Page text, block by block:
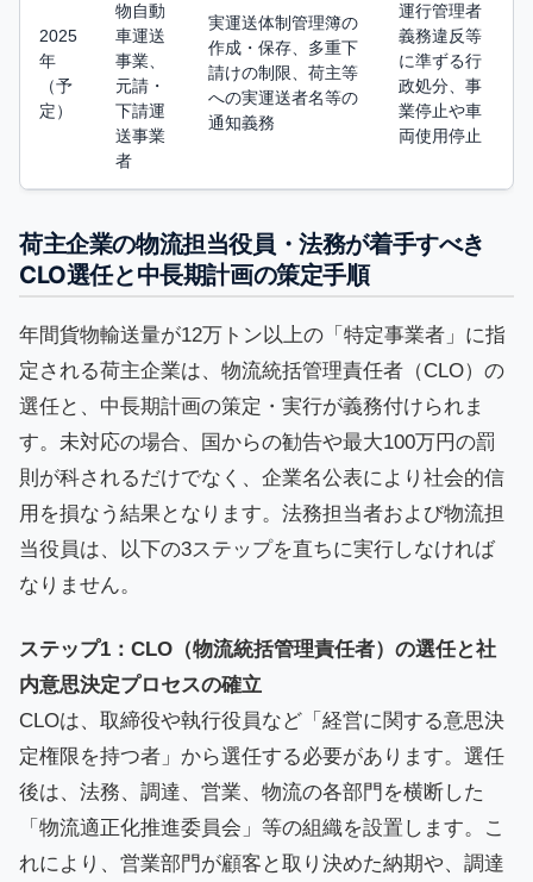
2025
年
（予
定）
物自動
車運送
事業、
元請・
下請運
送事業
者
実運送体制管理簿の
作成・保存、多重下
請けの制限、荷主等
への実運送者名等の
通知義務
運行管理者
義務違反等
に準ずる行
政処分、事
業停止や車
両使用停止
荷主企業の物流担当役員・法務が着手すべき
CLO選任と中長期計画の策定手順
年間貨物輸送量が12万トン以上の「特定事業者」に指
定される荷主企業は、物流統括管理責任者（CLO）の
選任と、中長期計画の策定・実行が義務付けられま
す。未対応の場合、国からの勧告や最大100万円の罰
則が科されるだけでなく、企業名公表により社会的信
用を損なう結果となります。法務担当者および物流担
当役員は、以下の3ステップを直ちに実行しなければ
なりません。
ステップ1：CLO（物流統括管理責任者）の選任と社
内意思決定プロセスの確立
CLOは、取締役や執行役員など「経営に関する意思決
定権限を持つ者」から選任する必要があります。選任
後は、法務、調達、営業、物流の各部門を横断した
「物流適正化推進委員会」等の組織を設置します。こ
れにより、営業部門が顧客と取り決めた納期や、調達